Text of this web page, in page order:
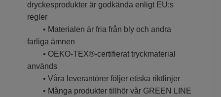
dryckesprodukter är godkända enligt EU:s
regler
• Materialen är fria från bly och andra
farliga ämnen
• OEKO-TEX®-certifierat tryckmaterial
används
• Våra leverantörer följer etiska riktlinjer
• Många produkter tillhör vår GREEN LINE